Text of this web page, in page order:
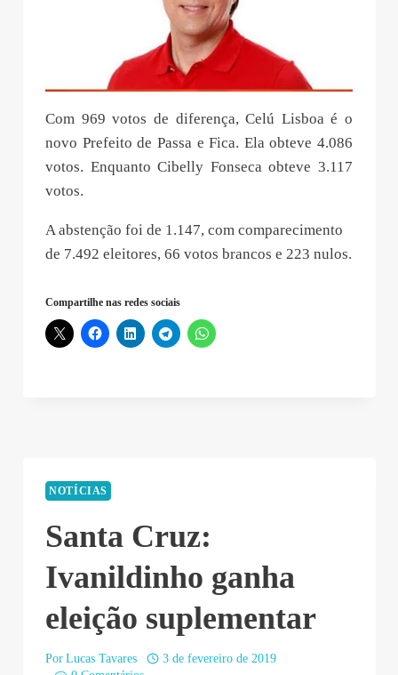
Com 969 votos de diferença, Celú Lisboa é o
novo Prefeito de Passa e Fica. Ela obteve 4.086
votos. Enquanto Cibelly Fonseca obteve 3.117
votos.
A abstenção foi de 1.147, com comparecimento
de 7.492 eleitores, 66 votos brancos e 223 nulos.
Compartilhe nas redes sociais
NOTÍCIAS
Santa Cruz:
Ivanildinho ganha
eleição suplementar
Por Lucas Tavares
3 de fevereiro de 2019